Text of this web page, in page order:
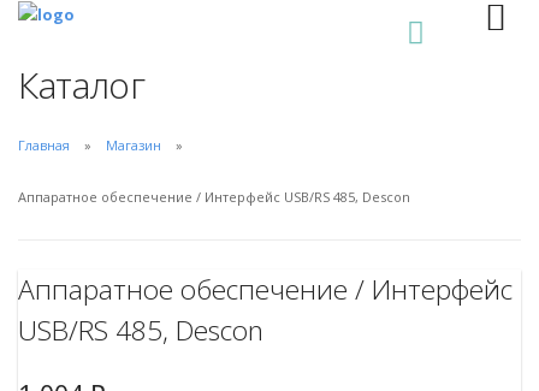
Каталог
Главная Магазин
Аппаратное обеспечение / Интерфейс USB/RS 485, Descon
Аппаратное обеспечение / Интерфейс
USB/RS 485, Descon